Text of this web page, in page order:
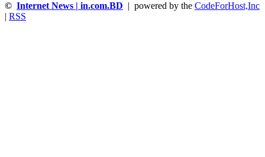
© Internet News | in.com.BD | powered by the CodeForHost,Inc
RSS